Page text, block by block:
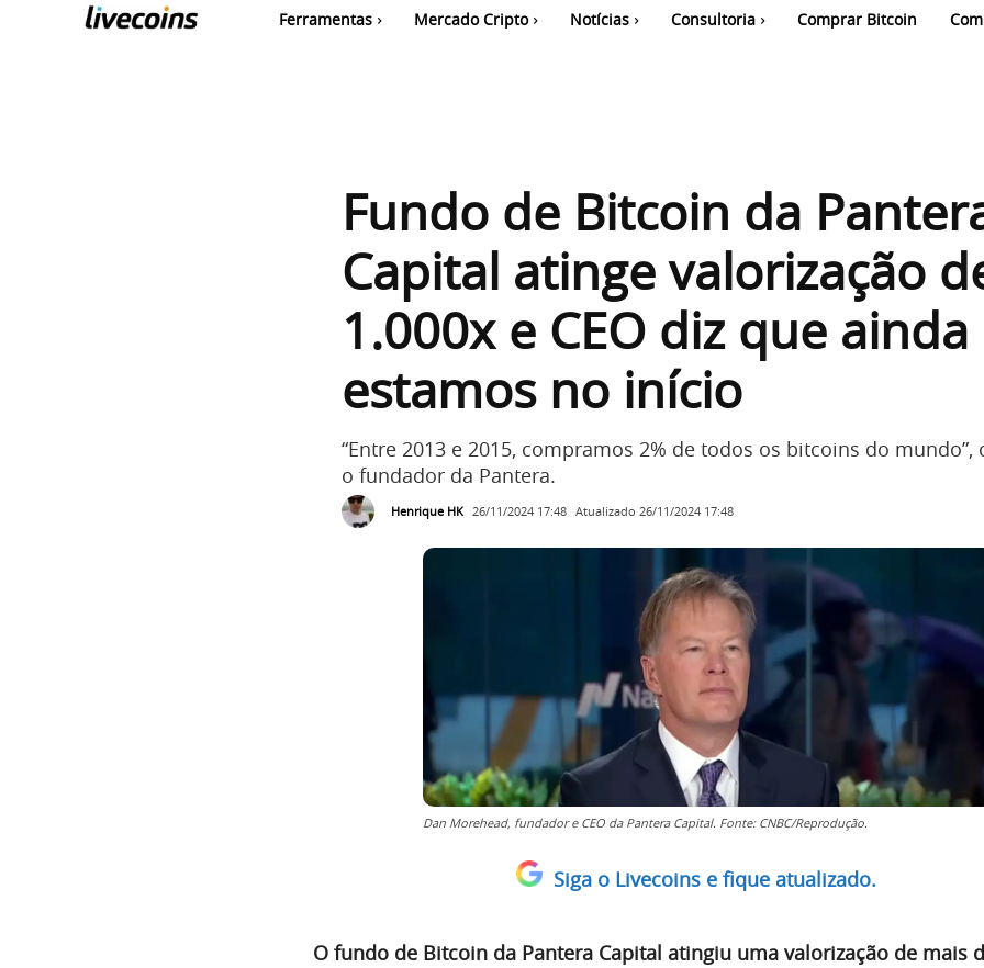
Ferramentas Mercado Cripto Notícias Consultoria Comprar Bitcoin
Fundo de Bitcoin da
Capital atinge valorização
1.000x e CEO diz que ainda
estamos no início
“Entre 2013 e 2015, compramos 2% de todos os bitcoins do mundo”,
o fundador da Pantera.
Henrique HK 26/11/2024 17:48 Atualizado 26/11/2024 17:48
Dan Morehead, fundador e CEO da Pantera Capital. Fonte: CNBC/Reprodução.
Siga o Livecoins e fique atualizado.
O fundo de Bitcoin da Pantera Capital atingiu uma valorização de mais